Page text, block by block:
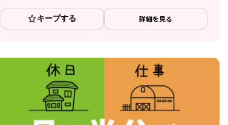
キープする 詳細を見る